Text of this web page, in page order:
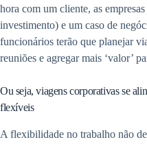
hora com um cliente, as
investimento) e um caso de
funcionários terão que planejar
reuniões e agregar mais ‘valor’
Ou seja, viagens corporativas se
flexíveis
A flexibilidade no trabalho não